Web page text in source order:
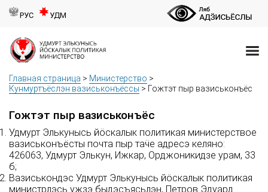
РУС УДМ
Главная страница > Министерство >
Кунмуртъёслэн вазиськонъёссы > Гожтэт пыр вазиськонъёс
Гожтэт пыр вазиськонъёс
Удмурт Элькунысь йӧскалык политикая министерствое
вазиськонъёсты почта пыр таӵе адресэ келяно:
426063, Удмурт Элькун, Ижкар, Орджоникидзе урам, 33
б;
Вазиськондэс Удмурт Элькунысь йӧскалык политикая
министрлэсь ужзэ быдэсъясьлэн, Петров Эдуард